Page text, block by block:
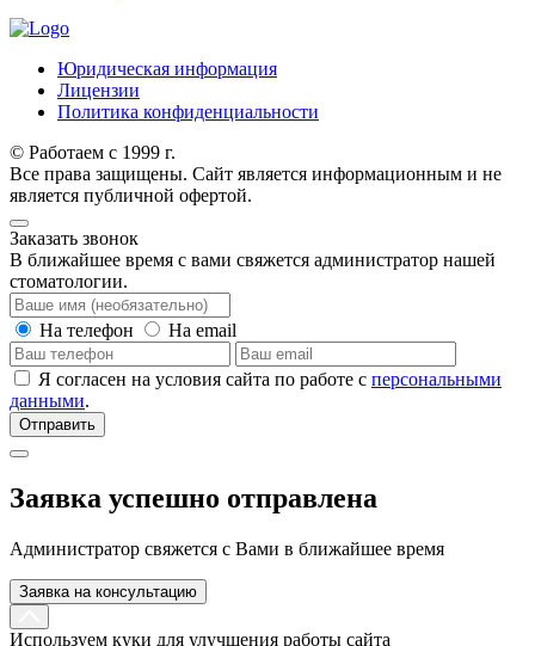
Юридическая информация
Лицензии
Политика конфиденциальности
© Работаем с 1999 г.
Все права защищены. Сайт является информационным и не
является публичной офертой.
Заказать звонок
В ближайшее время с вами свяжется администратор нашей
стоматологии.
На телефон На email
Я согласен на условия сайта по работе с персональными
данными.
Отправить
Заявка успешно отправлена
Администратор свяжется с Вами в ближайшее время
Заявка на консультацию
Используем куки для улучшения работы сайта